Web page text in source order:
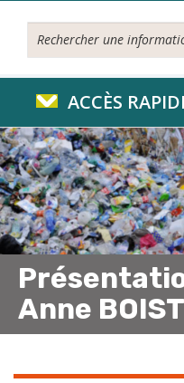
Rechercher...
ACCÈS
Anne